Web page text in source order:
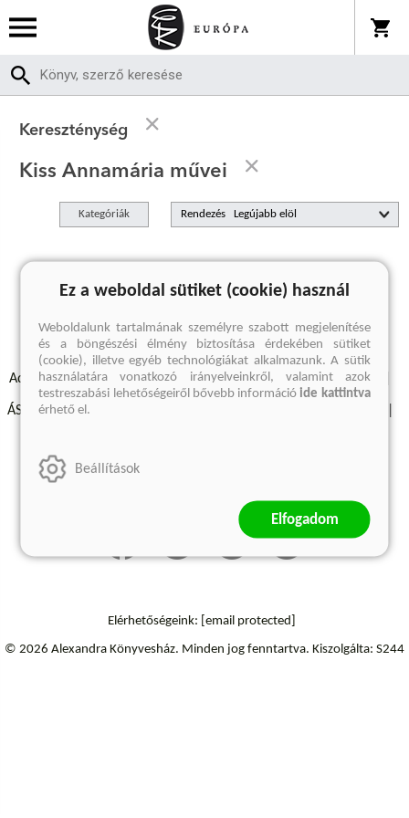
Kereszténység
Kiss Annamária művei
Kategóriák Rendezés
A keresett kifejezésre nincs találat
Adatvédelmi szabályzatok Elállási felmondási nyilatkozat
ÁSZF - Vásárlási feltételek
Szállítási információk
Elérhetőségeink: [email protected]
© 2026 Alexandra Könyvesház. Minden jog fenntartva. Kiszolgálta: S244
Ez a weboldal sütiket (cookie) használ
Weboldalunk tartalmának személyre szabott megjelenítése
és a böngészési élmény biztosítása érdekében sütiket
(cookie), illetve egyéb technológiákat alkalmazunk. A sütik
használatára vonatkozó irányelveinkről, valamint azok
testreszabási lehetőségeiről bővebb információide kattintva
érhető el.
Beállítások
Elfogadom